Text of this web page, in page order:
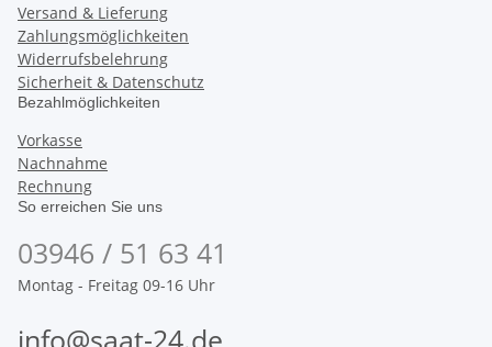
Versand & Lieferung
Zahlungsmöglichkeiten
Widerrufsbelehrung
Sicherheit & Datenschutz
Bezahlmöglichkeiten
Vorkasse
Nachnahme
Rechnung
So erreichen Sie uns
03946 / 51 63 41
Montag - Freitag 09-16 Uhr
info@saat-24.de